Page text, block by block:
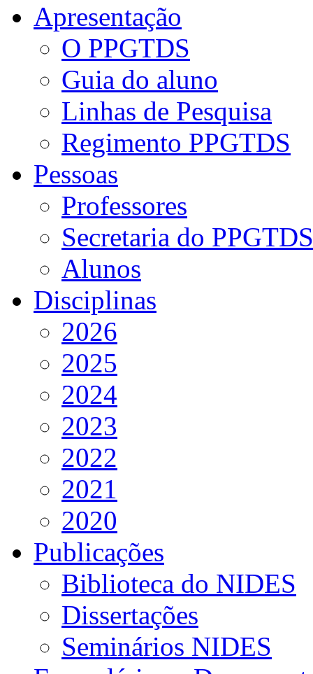
Apresentação
O PPGTDS
Guia do aluno
Linhas de Pesquisa
Regimento PPGTDS
Pessoas
Professores
Secretaria do PPGTDS
Alunos
Disciplinas
2026
2025
2024
2023
2022
2021
2020
Publicações
Biblioteca do NIDES
Dissertações
Seminários NIDES